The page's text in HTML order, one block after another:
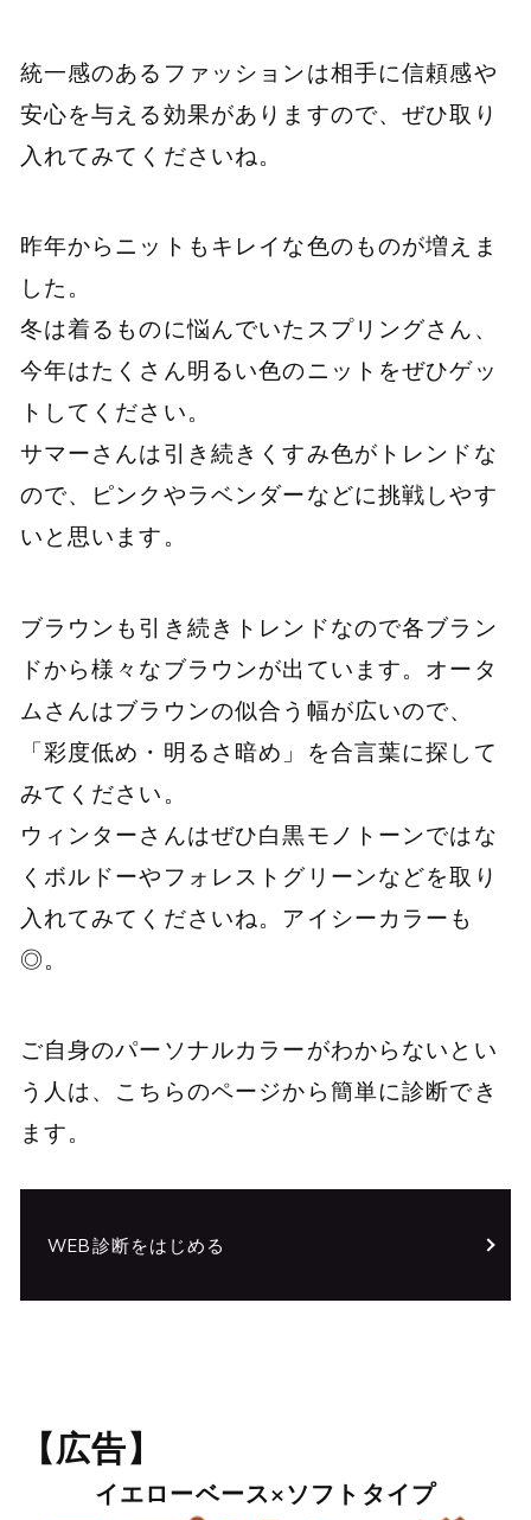
統一感のあるファッションは相手に信頼感や
安心を与える効果がありますので、ぜひ取り
入れてみてくださいね。
昨年からニットもキレイな色のものが増えま
した。
冬は着るものに悩んでいたスプリングさん、
今年はたくさん明るい色のニットをぜひゲッ
トしてください。
サマーさんは引き続きくすみ色がトレンドな
ので、ピンクやラベンダーなどに挑戦しやす
いと思います。
ブラウンも引き続きトレンドなので各ブラン
ドから様々なブラウンが出ています。オータ
ムさんはブラウンの似合う幅が広いので、
「彩度低め・明るさ暗め」を合言葉に探して
みてください。
ウィンターさんはぜひ白黒モノトーンではな
くボルドーやフォレストグリーンなどを取り
入れてみてくださいね。アイシーカラーも
◎。
ご自身のパーソナルカラーがわからないとい
う人は、こちらのページから簡単に診断でき
ます。
WEB診断をはじめる
【広告】
イエローベース×ソフトタイプ